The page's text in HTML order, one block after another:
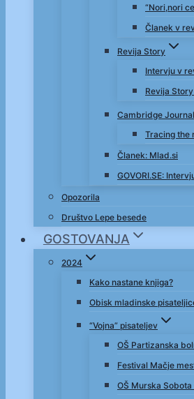
“Nori,nori
Članek v
Revija Story
Intervju v
Revija
Cambridge
Tracing the
Članek: Mlad.si
GOVORI.SE:
Opozorila
Društvo Lepe besede
GOSTOVANJA
2024
Kako nastane knjiga?
Obisk mladinske
“Vojna” pisateljev
OŠ Partizanska
Festival Mačje
OŠ Murska Sobota